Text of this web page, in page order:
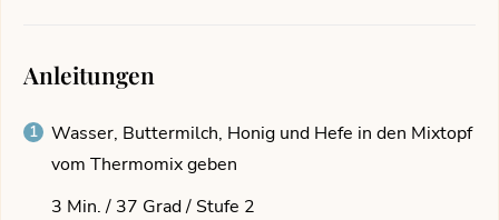
Anleitungen
Wasser, Buttermilch, Honig und Hefe in den Mixtopf
vom Thermomix geben
3 Min. / 37 Grad / Stufe 2